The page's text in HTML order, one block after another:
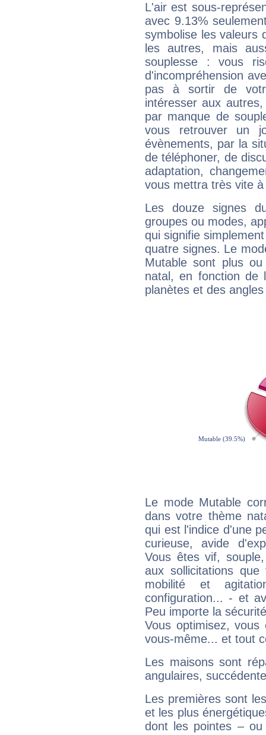
L'air est sous-
avec 9.13%
symbolise les valeurs
les autres, mais
souplesse : vous
d'incompréhension
pas à sortir de
intéresser aux
par manque de
vous retrouver un
évènements, par la
de téléphoner, de
adaptation,
vous mettra très vite
Les douze signes
groupes ou modes,
qui signifie
quatre signes. Le
Mutable sont plus
natal, en fonction de
planètes et des
Le mode Mutable
dans votre thème
qui est l'indice d'une
curieuse, avide
Vous êtes vif,
aux sollicitations
mobilité et
configuration... - et
Peu importe la
Vous optimisez, vous
vous-même... et tout
Les maisons sont
angulaires,
Les premières sont
et les plus
dont les pointes –